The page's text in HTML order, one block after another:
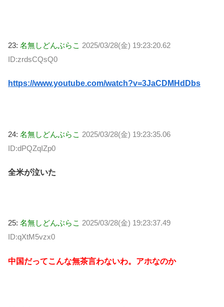
23: 名無しどんぶらこ 2025/03/28(金) 19:23:20.62
ID:zrdsCQsQ0
https://www.youtube.com/watch?v=3JaCDMHdDbs
24: 名無しどんぶらこ 2025/03/28(金) 19:23:35.06
ID:dPQZqIZp0
全米が泣いた
25: 名無しどんぶらこ 2025/03/28(金) 19:23:37.49
ID:qXtM5vzx0
中国だってこんな無茶言わないわ。アホなのか